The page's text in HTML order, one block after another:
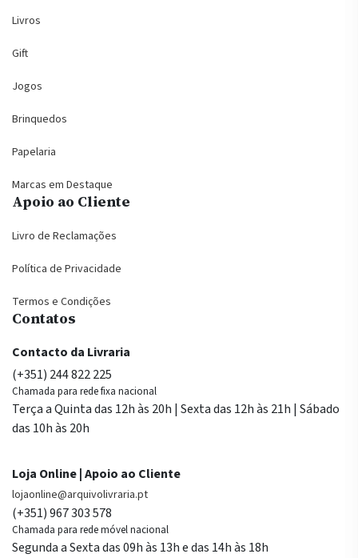
Livros
Gift
Jogos
Brinquedos
Papelaria
Marcas em Destaque
Apoio ao Cliente
Livro de Reclamações
Política de Privacidade
Termos e Condições
Contatos
Contacto da Livraria
(+351) 244 822 225
Chamada para rede fixa nacional
Terça a Quinta das 12h às 20h | Sexta das 12h às 21h | Sábado
das 10h às 20h
Loja Online | Apoio ao Cliente
lojaonline@arquivolivraria.pt
(+351) 967 303 578
Chamada para rede móvel nacional
Segunda a Sexta das 09h às 13h e das 14h às 18h